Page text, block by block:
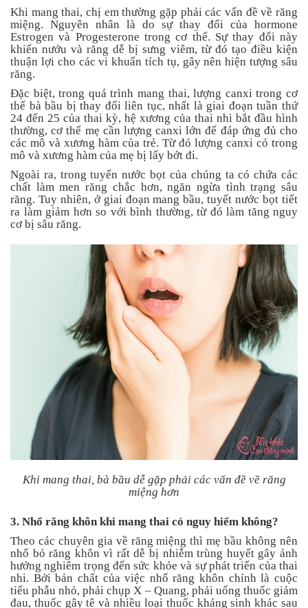
Khi mang thai, chị em thường gặp phải các vấn đề về răng
miệng. Nguyên nhân là do sự thay đổi của hormone
Estrogen và Progesterone trong cơ thể. Sự thay đổi này
khiến nướu và răng dễ bị sưng viêm, từ đó tạo điều kiện
thuận lợi cho các vi khuẩn tích tụ, gây nên hiện tượng sâu
răng.
Đặc biệt, trong quá trình mang thai, lượng canxi trong cơ
thể bà bầu bị thay đổi liên tục, nhất là giai đoạn tuần thứ
24 đến 25 của thai kỳ, hệ xương của thai nhi bắt đầu hình
thường, cơ thể mẹ cần lượng canxi lớn để đáp ứng đủ cho
các mô và xương hàm của trẻ. Từ đó lượng canxi có trong
mô và xương hàm của mẹ bị lấy bớt đi.
Ngoài ra, trong tuyến nước bọt của chúng ta có chứa các
chất làm men răng chắc hơn, ngăn ngừa tình trạng sâu
răng. Tuy nhiên, ở giai đoạn mang bầu, tuyết nước bọt tiết
ra làm giảm hơn so với bình thường, từ đó làm tăng nguy
cơ bị sâu răng.
Khi mang thai, bà bầu dễ gặp phải các vấn đề về răng
miệng hơn
3. Nhổ răng khôn khi mang thai có nguy hiểm không?
Theo các chuyên gia về răng miệng thì mẹ bầu không nên
nhổ bỏ răng khôn vì rất dễ bị nhiễm trùng huyết gây ảnh
hưởng nghiêm trọng đến sức khỏe và sự phát triển của thai
nhi. Bởi bản chất của việc nhổ răng khôn chính là cuộc
tiểu phẫu nhỏ, phải chụp X – Quang, phải uống thuốc giảm
đau, thuốc gây tê và nhiều loại thuốc kháng sinh khác sau